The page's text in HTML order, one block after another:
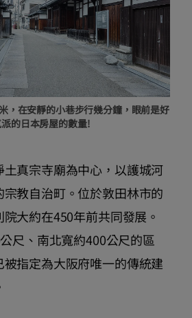
，在安靜的小巷步行幾分鐘，眼前是好
的日本房屋的數量!
真宗寺廟為中心，以護城河
教自治町。位於敦田林市的
大約在450年前共同發展。
尺、南北寬約400公尺的區
指定為大阪府唯一的傳統建